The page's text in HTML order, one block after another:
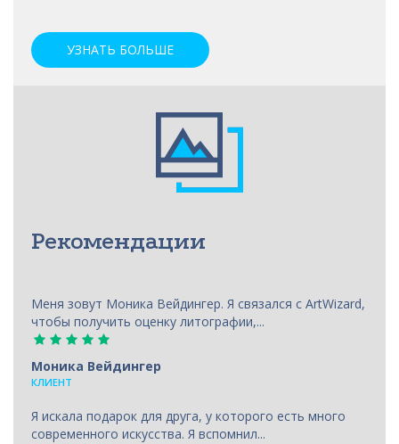
УЗНАТЬ БОЛЬШЕ
Рекомендации
Меня зовут Моника Вейдингер. Я связался с ArtWizard,
чтобы получить оценку литографии,...
Моника Вейдингер
КЛИЕНТ
Я искала подарок для друга, у которого есть много
современного искусства. Я вспомнил...